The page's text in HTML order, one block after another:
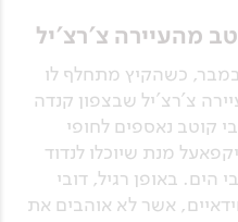
מהעיירה צ'רצ'יל
כשהקיץ מתחלף לו
צ'רצ'יל שבצפון קנדה
קוטב נאספים לחופי
מנת שיוכלו לנדוד
באופן רגיל, דובי
אשר לא אוהבים את